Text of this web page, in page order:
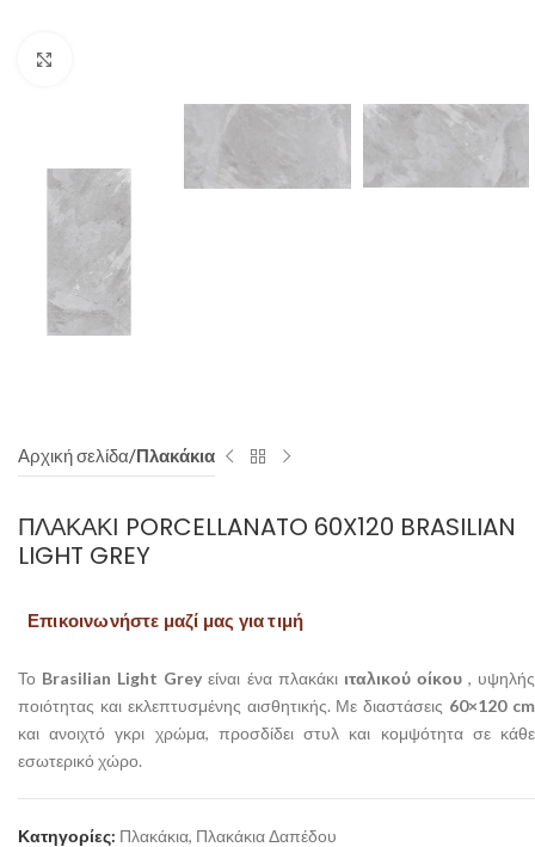
Αρχική σελίδα Πλακάκια
ΠΛΑΚΆΚΙ PORCELLANATO 60X120 BRASILIAN
LIGHT GREY
Επικοινωνήστε μαζί μας για τιμή
Το Brasilian Light Greyείναι ένα πλακάκι ιταλικού οίκου , υψηλής
ποιότητας και εκλεπτυσμένης αισθητικής. Με διαστάσεις 60×120 cm
και ανοιχτό γκρι χρώμα, προσδίδει στυλ και κομψότητα σε κάθε
εσωτερικό χώρο.
Κατηγορίες: Πλακάκια, Πλακάκια Δαπέδου